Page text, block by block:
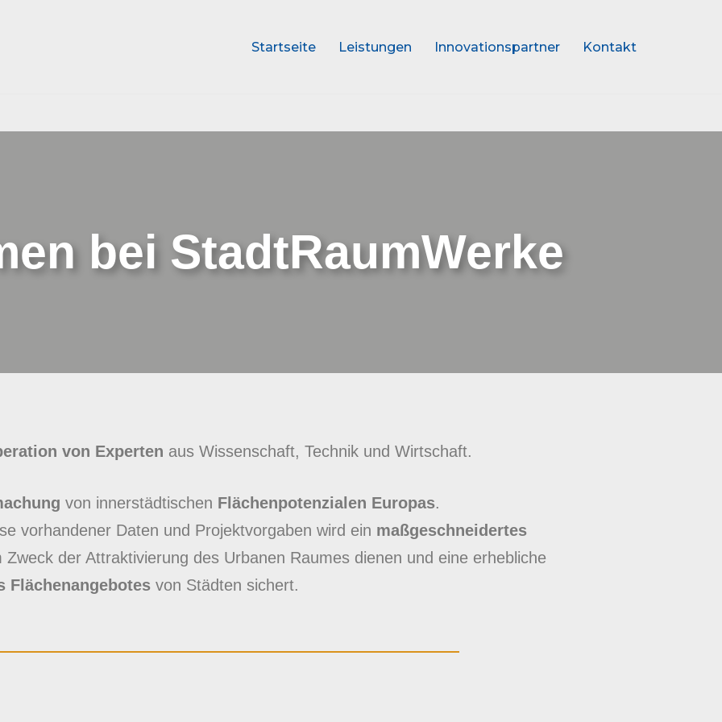
Startseite Leistungen Innovationspartner Kontakt
bei StadtRaumWerke
von Experten aus Wissenschaft, Technik und Wirtschaft.
von innerstädtischen Flächenpotenzialen Europas.
vorhandener Daten und Projektvorgaben wird ein maßgeschneidertes
der Attraktivierung des Urbanen Raumes dienen und eine erhebliche
Flächenangebotesvon Städten sichert.